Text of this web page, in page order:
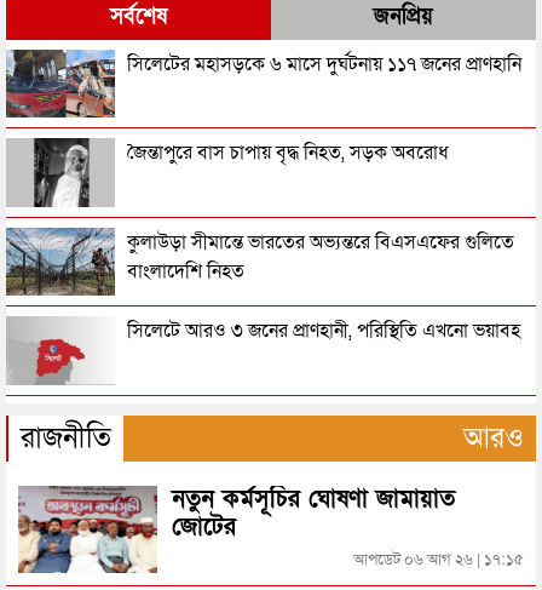
শ্রীমঙ্গলে চা বাগান থেকে অজগর উদ্ধার
মৌলভীবাজারে ব্যবসায়ীর মরদেহ উদ্ধার
স্ত্রীকে হত্যা করে মাটিতে চাপা, ১৯ দিন পর লাশ উদ্ধার
সিলেটে স্ত্রীকে দিয়ে ডেকে নিয়ে যুবককে হত্যার অভিযোগ
সিলেটের যে সড়কে প্রাণ গেল মা-ছেলের
ছেলের কুড়ালের আঘাতে প্রাণ গেল বাবার
পরিবহণ শ্রমিক সংঘর্ষ, হত্যা মামলায় রঞ্জু গ্রেফতার
সর্বশেষ জনপ্রিয়
সিলেটের মহাসড়কে ৬ মাসে দুর্ঘটনায় ১১৭ জনের প্রাণহানি
জৈন্তাপুরে বাস চাপায় বৃদ্ধ নিহত, সড়ক অবরোধ
কুলাউড়া সীমান্তে ভারতের অভ্যন্তরে বিএসএফের গুলিতে
বাংলাদেশি নিহত
সিলেটে আরও ৩ জনের প্রাণহানী, পরিস্থিতি এখনো ভয়াবহ
মহেশখালীর মাতারবাড়িতে পৌঁছেছেন প্রধানমন্ত্রী
হেলিকপ্টারে মহেশখালীর পথে প্রধানমন্ত্রী
রাজনীতি আরও
নতুন কর্মসূচির ঘোষণা জামায়াত
জোটের
আপডেট ০৬ আগ ২৬ | ১৭:১৫